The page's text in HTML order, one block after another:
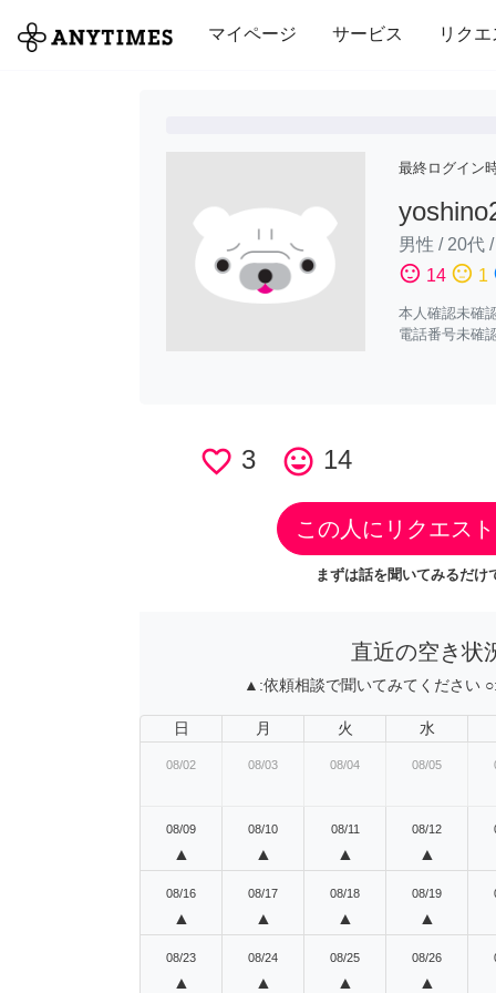
マイページ サービス リクエ
全て 修理・組立 家事 引っ越し
最終ログイン
男性 / 20代 /
sentiment_satisfied 14 sentiment_neutral 1
本人確認未確
電話番号未確
favorite_border 3 tag_faces 14
この人にリクエス
まずは話を聞いてみるだけ
直近の空き状
▲:依頼相談で聞いてみてください ○:
日 月 火 水
08/02 08/03 08/04 08/05
08/09
▲
08/10
▲
08/11
▲
08/12
▲
08/16
▲
08/17
▲
08/18
▲
08/19
▲
08/23
▲
08/24
▲
08/25
▲
08/26
▲